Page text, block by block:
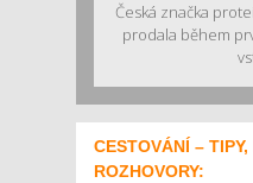
Česká značka
prodala během
CESTOVÁNÍ –
ROZHOVORY: